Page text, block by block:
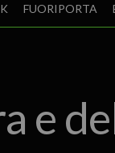
FUORIPORTA
e